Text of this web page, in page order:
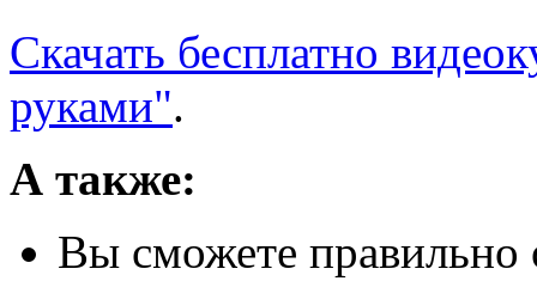
Скачать бесплатно
руками".
А также:
Вы сможете правильно